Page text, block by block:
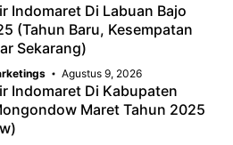
Indomaret Di Labuan Bajo
(Tahun Baru, Kesempatan
Sekarang)
Agustus 9, 2026
Indomaret Di Kabupaten
Maret Tahun 2025